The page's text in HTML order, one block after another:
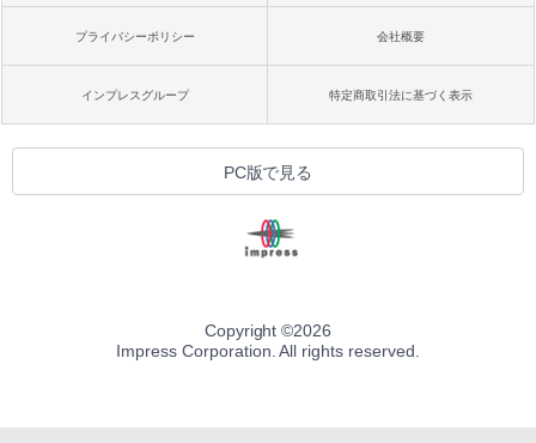
プライバシーポリシー 会社概要
インプレスグループ 特定商取引法に基づく表示
PC版で見る
Copyright ©2026
Impress Corporation. All rights reserved.